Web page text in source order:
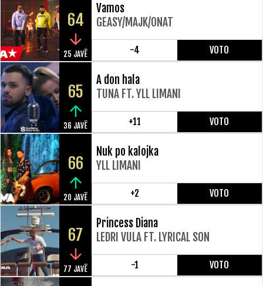
64
25 JAVË
Vamos
GEASY/MAJK/ONAT
-4 VOTO
65
36 JAVË
A don hala
TUNA FT. YLL LIMANI
+11 VOTO
66
20 JAVË
Nuk po kalojka
YLL LIMANI
+2 VOTO
67
77 JAVË
Princess Diana
LEDRI VULA FT. LYRICAL SON
-1 VOTO